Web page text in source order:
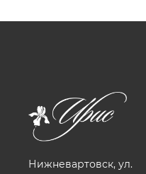
Нижневартовск, ул.